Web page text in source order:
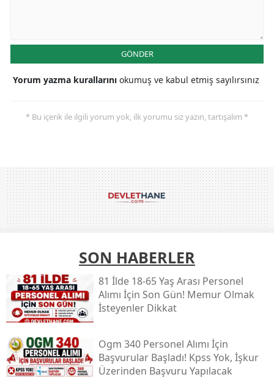
GÖNDER
Yorum yazma kurallarını okumuş ve kabul etmiş sayılırsınız
* Bu içerik ile ilgili yorum yok, ilk yorumu siz yazın, tartışalım *
SON HABERLER
81 İlde 18-65 Yaş Arası Personel
Alımı İçin Son Gün! Memur Olmak
İsteyenler Dikkat
Ogm 340 Personel Alımı İçin
Başvurular Başladı! Kpss Yok, İşkur
Üzerinden Başvuru Yapılacak